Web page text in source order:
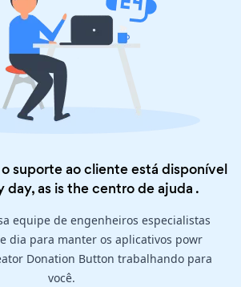
suporte ao cliente está disponível
day, as is thecentro de ajuda .
equipe de engenheiros especialistas
dia para manter os aplicativos powr
Donation Button trabalhando para
você.